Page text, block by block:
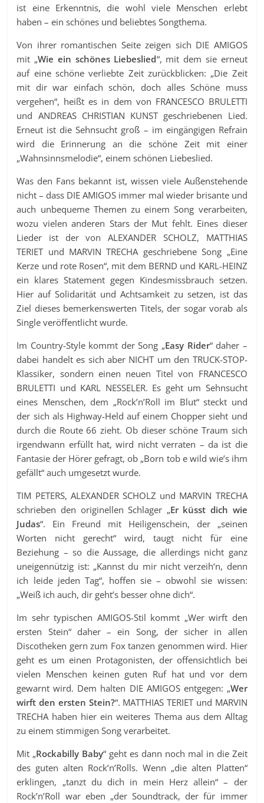
ist eine Erkenntnis, die wohl viele Menschen erlebt
haben – ein schönes und beliebtes Songthema.
Von ihrer romantischen Seite zeigen sich DIE AMIGOS
mit „Wie ein schönes Liebeslied“, mit dem sie erneut
auf eine schöne verliebte Zeit zurückblicken: „Die Zeit
mit dir war einfach schön, doch alles Schöne muss
vergehen“, heißt es in dem von FRANCESCO BRULETTI
und ANDREAS CHRISTIAN KUNST geschriebenen Lied.
Erneut ist die Sehnsucht groß – im eingängigen Refrain
wird die Erinnerung an die schöne Zeit mit einer
„Wahnsinnsmelodie“, einem schönen Liebeslied.
Was den Fans bekannt ist, wissen viele Außenstehende
nicht – dass DIE AMIGOS immer mal wieder brisante und
auch unbequeme Themen zu einem Song verarbeiten,
wozu vielen anderen Stars der Mut fehlt. Eines dieser
Lieder ist der von ALEXANDER SCHOLZ, MATTHIAS
TERIET und MARVIN TRECHA geschriebene Song „Eine
Kerze und rote Rosen“, mit dem BERND und KARL-HEINZ
ein klares Statement gegen Kindesmissbrauch setzen.
Hier auf Solidarität und Achtsamkeit zu setzen, ist das
Ziel dieses bemerkenswerten Titels, der sogar vorab als
Single veröffentlicht wurde.
Im Country-Style kommt der Song „Easy Rider“ daher –
dabei handelt es sich aber NICHT um den TRUCK-STOP-
Klassiker, sondern einen neuen Titel von FRANCESCO
BRULETTI und KARL NESSELER. Es geht um Sehnsucht
eines Menschen, dem „Rock’n’Roll im Blut“ steckt und
der sich als Highway-Held auf einem Chopper sieht und
durch die Route 66 zieht. Ob dieser schöne Traum sich
irgendwann erfüllt hat, wird nicht verraten – da ist die
Fantasie der Hörer gefragt, ob „Born tob e wild wie’s ihm
gefällt“ auch umgesetzt wurde.
TIM PETERS, ALEXANDER SCHOLZ und MARVIN TRECHA
schrieben den originellen Schlager „Er küsst dich wie
Judas“. Ein Freund mit Heiligenschein, der „seinen
Worten nicht gerecht“ wird, taugt nicht für eine
Beziehung – so die Aussage, die allerdings nicht ganz
uneigennützig ist: „Kannst du mir nicht verzeih‘n, denn
ich leide jeden Tag“, hoffen sie – obwohl sie wissen:
„Weiß ich auch, dir geht’s besser ohne dich“.
Im sehr typischen AMIGOS-Stil kommt „Wer wirft den
ersten Stein“ daher – ein Song, der sicher in allen
Discotheken gern zum Fox tanzen genommen wird. Hier
geht es um einen Protagonisten, der offensichtlich bei
vielen Menschen keinen guten Ruf hat und vor dem
gewarnt wird. Dem halten DIE AMIGOS entgegen: „Wer
wirft den ersten Stein?“. MATTHIAS TERIET und MARVIN
TRECHA haben hier ein weiteres Thema aus dem Alltag
zu einem stimmigen Song verarbeitet.
Mit „Rockabilly Baby“ geht es dann noch mal in die Zeit
des guten alten Rock’n’Rolls. Wenn „die alten Platten“
erklingen, „tanzt du dich in mein Herz allein“ – der
Rock’n’Roll war eben „der Soundtrack, der für immer